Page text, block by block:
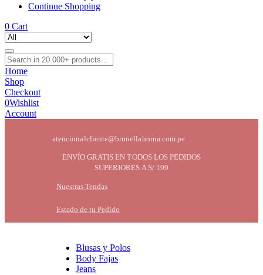
Continue Shopping
0 Cart
Home
Shop
Checkout
0Wishlist
Account
atencionalcliente@brunellahorna.com.pe
ENVÍO GRATIS EN TODOS LOS PEDIDOS
SUPERIORES A S/ 199
Nuestras Tendas
Estado de tu Pedido
Blusas y Polos
Body Fajas
Jeans